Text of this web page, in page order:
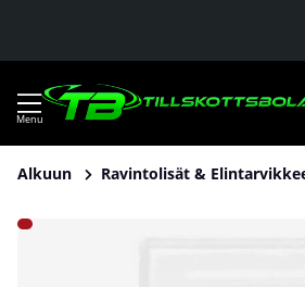
Alkuun Ravintolisät &
Tuotekuvat Star Nutrition Protein